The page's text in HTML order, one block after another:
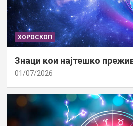
ХОРОСКОП
Знаци кои најтешко
01/07/2026